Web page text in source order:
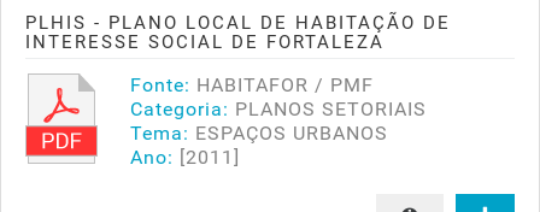
PLHIS - PLANO LOCAL DE HABITAÇÃO DE
INTERESSE SOCIAL DE FORTALEZA
Fonte: HABITAFOR / PMF
Categoria: PLANOS SETORIAIS
Tema: ESPAÇOS URBANOS
Ano: [2011]